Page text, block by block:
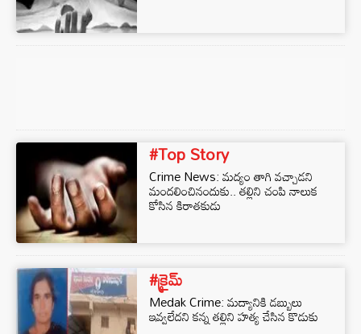
#Top Story
Crime News: మద్యం తాగి వచ్చాడని
మందలించినందుకు.. తల్లిని చంపి నాలుక
కోసిన కిరాతకుడు
#క్రైమ్
Medak Crime: మద్యానికి డబ్బులు
ఇవ్వలేదని కన్న తల్లిని హత్య చేసిన కొడుకు